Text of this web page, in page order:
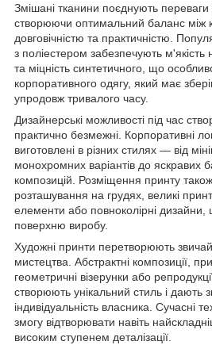
Змішані тканини поєднують переваги
створюючи оптимальний баланс між
довговічністю та практичністю.
з поліестером забезпечують м'якість
та міцність синтетичного, що
корпоративного одягу, який має
упродовж тривалого часу.
Дизайнерські можливості під час
практично безмежні. Корпоративні
виготовлені в різних стилях — від
монохромних варіантів до яскравих
композицій. Розміщення принту
розташування на грудях, великі
елементи або повноколірні
поверхню виробу.
Художні принти перетворюють
мистецтва. Абстрактні композиції,
геометричні візерунки або
створюють унікальний стиль і дають
індивідуальність власника. Сучасні
змогу відтворювати навіть
високим ступенем деталізації.